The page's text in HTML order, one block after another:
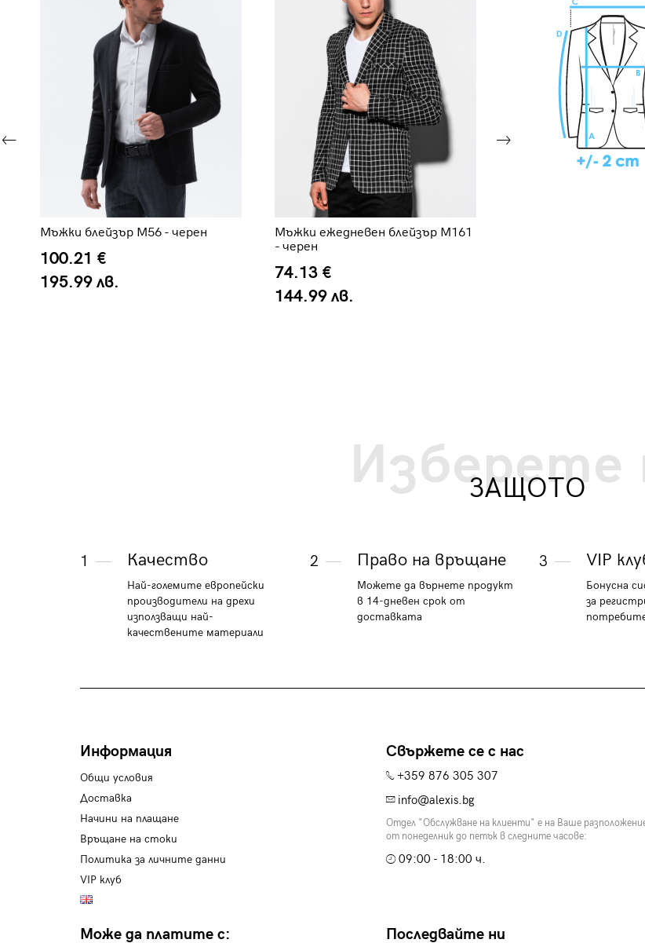
Мъжки блейзър M56 - черен
100.21 €
195.99 лв.
Мъжки ежедневен блейзър M161
- черен
74.13 €
144.99 лв.
Изберете
ЗАЩОТО
1 Качество
Най-големите европейски
производители на дрехи
използващи най-
качествените материали
2 Право на връщане
Можете да върнете продукт
в 14-дневен срок от
доставката
3 VIP
Бонусна
за
Информация
Общи условия
Доставка
Начини на плащане
Връщане на стоки
Политика за личните данни
VIP клуб
Свържете се с нас
+359 876 305 307
info@alexis.bg
Отдел "Обслужване на клиенти" е на Ваше
от понеделник до петък в следните часове:
09:00 - 18:00 ч.
Може да платите с: Последвайте ни